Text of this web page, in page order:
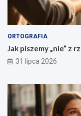
ORTOGRAFIA
Jak piszemy „nie” z
31 lipca 2026